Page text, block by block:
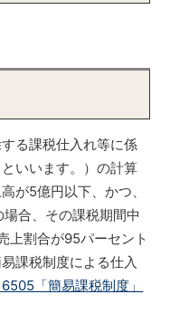
る課税仕入れ等に係
いいます。）の計算
が5億円以下、かつ、
合、その課税期間中
上割合が95パーセント
課税制度による仕入
「簡易課税制度」